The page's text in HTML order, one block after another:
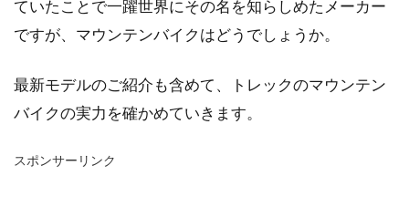
ていたことで一躍世界にその名を知らしめたメーカー
ですが、マウンテンバイクはどうでしょうか。
最新モデルのご紹介も含めて、トレックのマウンテン
バイクの実力を確かめていきます。
スポンサーリンク